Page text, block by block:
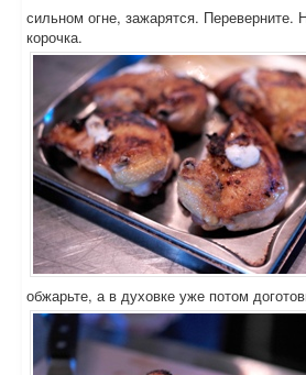
сильном огне, зажарятся.
корочка.
обжарьте, а в духовке уже потом